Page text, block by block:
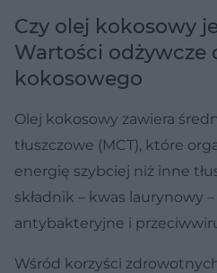
Czy olej kokosowy
Wartości odżywcze
kokosowego
Olej kokosowy zawiera
tłuszczowe (MCT), które
energię szybciej niż inne
składnik – kwas laurynowy
antybakteryjne i
Wśród korzyści